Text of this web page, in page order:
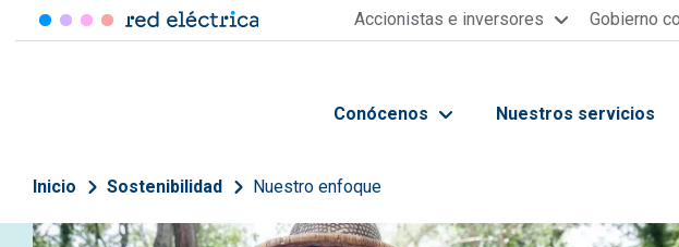
Pasar al contenido principal Accionistas e inversores Gobierno
Conócenos Nuestros servicios
Sobrescribir enlaces de ayuda a la
Inicio Sostenibilidad Nuestro enfoque